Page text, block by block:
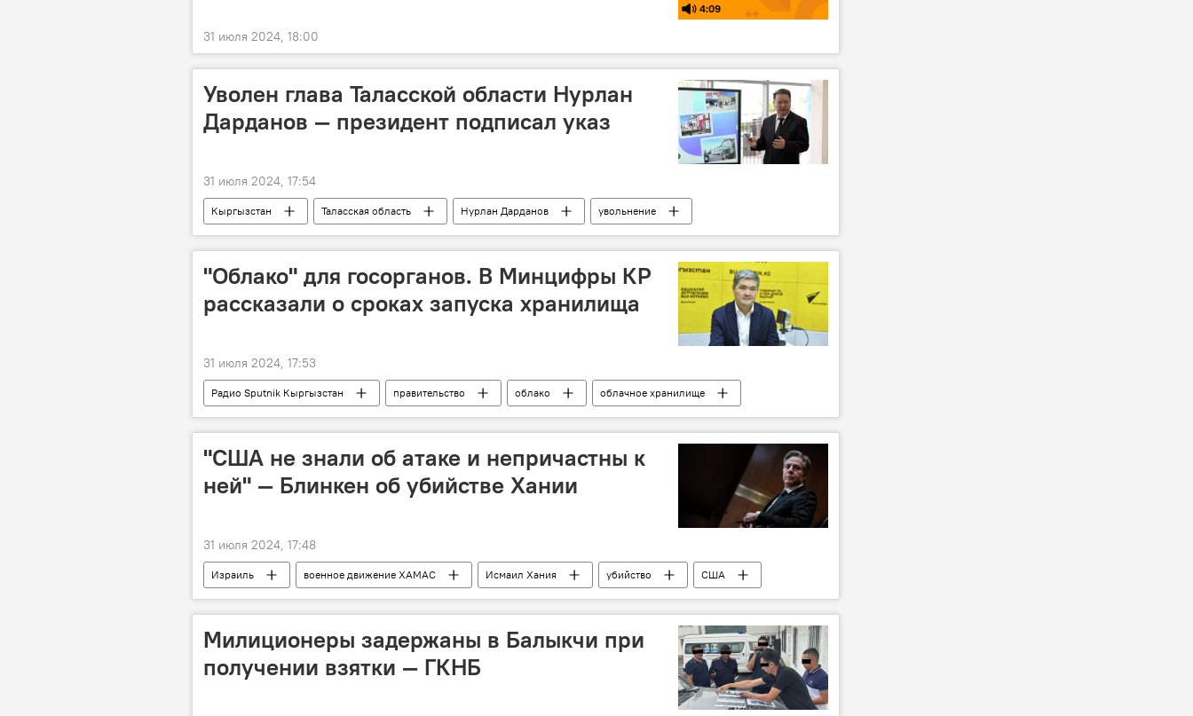
4:09
31 июля 2024, 18:00
Уволен глава Таласской области Нурлан
Дарданов — президент подписал указ
31 июля 2024, 17:54
Кыргызстан Таласская область Нурлан Дарданов
увольнение
Садыр Жапаров
"Облако" для госорганов. В Минцифры КР
рассказали о сроках запуска хранилища
31 июля 2024, 17:53
Радио Sputnik Кыргызстан правительство облако
облачное хранилище
информация
данные сервис цифровизация Кыргызстан
"США не знали об атаке и непричастны к
ней" — Блинкен об убийстве Хании
31 июля 2024, 17:48
Израиль военное движение ХАМАС Исмаил Хания убийство
США
Энтони Блинкен
причастность В мире
Милиционеры задержаны в Балыкчи при
получении взятки — ГКНБ